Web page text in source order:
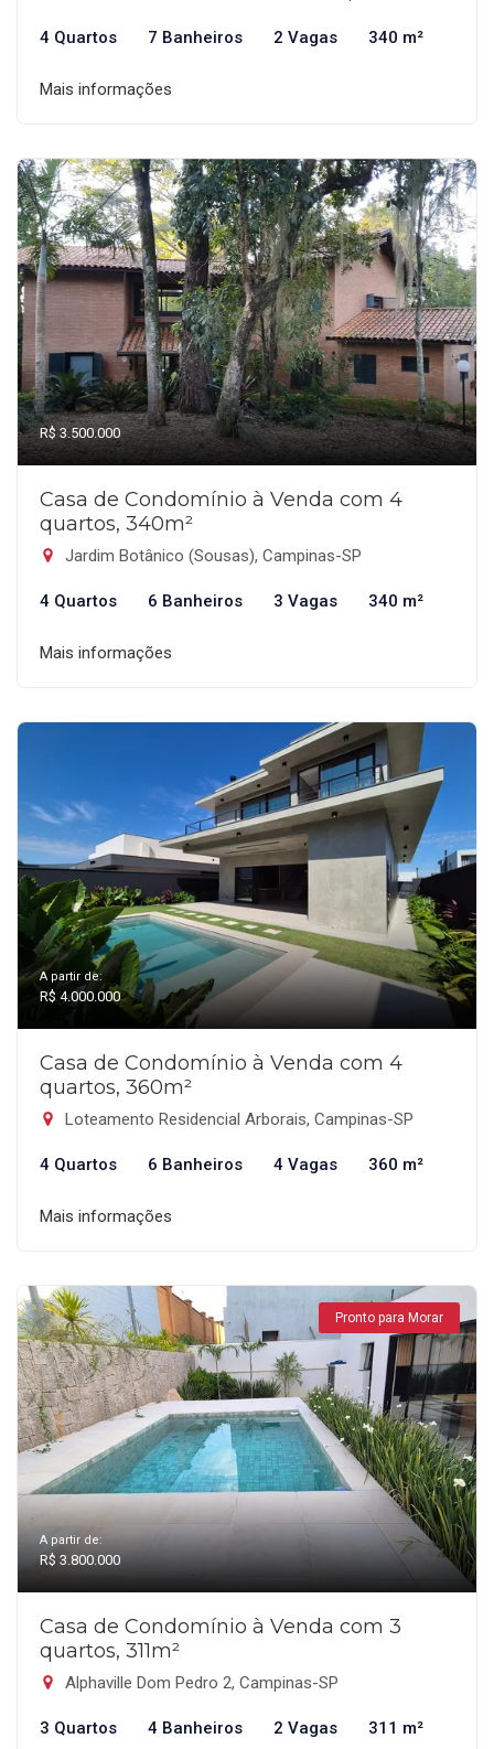
4 Quartos 7 Banheiros 2 Vagas 340 m²
Mais informações
R$ 3.500.000
Casa de Condomínio à Venda com 4
quartos, 340m²
Jardim Botânico (Sousas), Campinas-SP
4 Quartos 6 Banheiros 3 Vagas 340 m²
Mais informações
A partir de:
R$ 4.000.000
Casa de Condomínio à Venda com 4
quartos, 360m²
Loteamento Residencial Arborais, Campinas-SP
4 Quartos 6 Banheiros 4 Vagas 360 m²
Mais informações
Pronto para Morar
A partir de:
R$ 3.800.000
Casa de Condomínio à Venda com 3
quartos, 311m²
Alphaville Dom Pedro 2, Campinas-SP
3 Quartos 4 Banheiros 2 Vagas 311 m²